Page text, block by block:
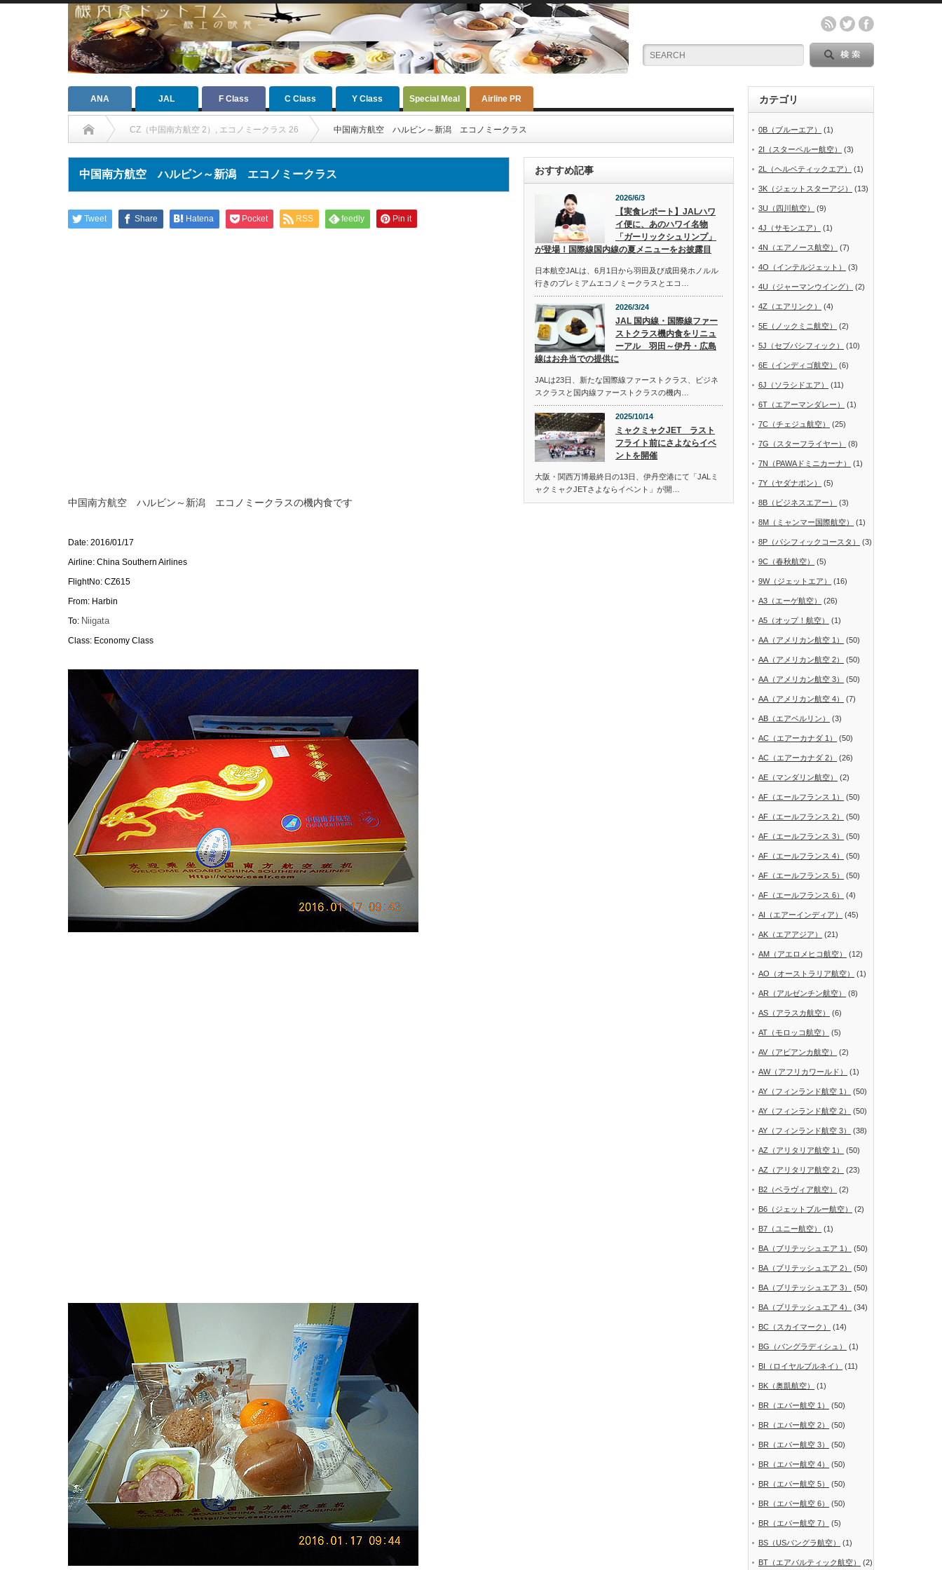
ANA JAL F Class C Class Y Class Special Meal Airline PR
CZ（中国南方航空 2） , エコノミークラス 26 中国南方航空 ハルビン～新潟 エコノミークラス
中国南方航空 ハルビン～新潟 エコノミークラス
Tweet Share Hatena Pocket RSS feedly Pin it
中国南方航空 ハルビン～新潟 エコノミークラスの機内食です
Date: 2016/01/17
Airline: China Southern Airlines
FlightNo: CZ615
From: Harbin
To: Niigata
Class: Economy Class
おすすめ記事
2026/6/3
【実食レポート】JALハワ
イ便に、あのハワイ名物
「ガーリックシュリンプ」
が登場！国際線国内線の夏メニューをお披露目
日本航空JALは、6月1日から羽田及び成田発ホノルル
行きのプレミアムエコノミークラスとエコ…
2026/3/24
JAL 国内線・国際線ファー
ストクラス機内食をリニュ
ーアル 羽田～伊丹・広島
線はお弁当での提供に
JALは23日、新たな国際線ファーストクラス、ビジネ
スクラスと国内線ファーストクラスの機内…
2025/10/14
ミャクミャクJET ラスト
フライト前にさよならイベ
ントを開催
大阪・関西万博最終日の13日、伊丹空港にて「JALミ
ャクミャクJETさよならイベント」が開…
カテゴリ
0B（ブルーエア） (1)
2I（スターペルー航空） (3)
2L（ヘルベティックエア） (1)
3K（ジェットスターアジ） (13)
3U（四川航空） (9)
4J（サモンエア） (1)
4N（エアノース航空） (7)
4O（インテルジェット） (3)
4U（ジャーマンウイング） (2)
4Z（エアリンク） (4)
5E（ノックミニ航空） (2)
5J（セブパシフィック） (10)
6E（インディゴ航空） (6)
6J（ソラシドエア） (11)
6T（エアーマンダレー） (1)
7C（チェジュ航空） (25)
7G（スターフライヤー） (8)
7N（PAWAドミニカーナ） (1)
7Y（ヤダナポン） (5)
8B（ビジネスエアー） (3)
8M（ミャンマー国際航空） (1)
8P（パシフィックコースタ） (3)
9C（春秋航空） (5)
9W（ジェットエア） (16)
A3（エーゲ航空） (26)
A5（オップ！航空） (1)
AA（アメリカン航空 1） (50)
AA（アメリカン航空 2） (50)
AA（アメリカン航空 3） (50)
AA（アメリカン航空 4） (7)
AB（エアベルリン） (3)
AC（エアーカナダ 1） (50)
AC（エアーカナダ 2） (26)
AE（マンダリン航空） (2)
AF（エールフランス 1） (50)
AF（エールフランス 2） (50)
AF（エールフランス 3） (50)
AF（エールフランス 4） (50)
AF（エールフランス 5） (50)
AF（エールフランス 6） (4)
AI（エアーインディア） (45)
AK（エアアジア） (21)
AM（アエロメヒコ航空） (12)
AO（オーストラリア航空） (1)
AR（アルゼンチン航空） (8)
AS（アラスカ航空） (6)
AT（モロッコ航空） (5)
AV（アビアンカ航空） (2)
AW（アフリカワールド） (1)
AY（フィンランド航空 1） (50)
AY（フィンランド航空 2） (50)
AY（フィンランド航空 3） (38)
AZ（アリタリア航空 1） (50)
AZ（アリタリア航空 2） (23)
B2（ベラヴィア航空） (2)
B6（ジェットブルー航空） (2)
B7（ユニー航空） (1)
BA（ブリテッシュエア 1） (50)
BA（ブリテッシュエア 2） (50)
BA（ブリテッシュエア 3） (50)
BA（ブリテッシュエア 4） (34)
BC（スカイマーク） (14)
BG（バングラディシュ） (1)
BI（ロイヤルブルネイ） (11)
BK（奥凱航空） (1)
BR（エバー航空 1） (50)
BR（エバー航空 2） (50)
BR（エバー航空 3） (50)
BR（エバー航空 4） (50)
BR（エバー航空 5） (50)
BR（エバー航空 6） (50)
BR（エバー航空 7） (5)
BS（USバングラ航空） (1)
BT（エアバルティック航空） (2)